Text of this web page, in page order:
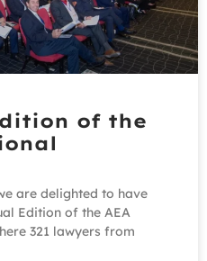
of the
are delighted to have
Edition of the AEA
321 lawyers from